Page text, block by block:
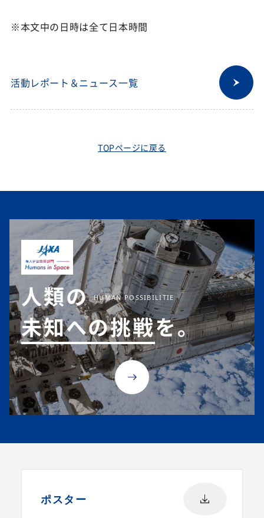
※本文中の日時は全て日本時間
活動レポート＆ニュース一覧
TOPページに戻る
人類の
未知への挑戦を。
ポスター